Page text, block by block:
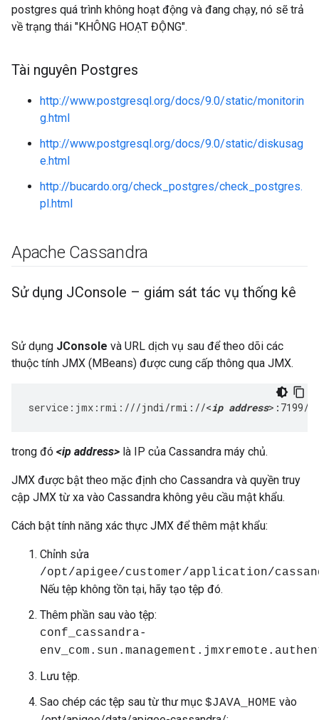
postgres quá trình không hoạt động và đang chạy, nó sẽ trả
về trạng thái "KHÔNG HOẠT ĐỘNG".
Tài nguyên Postgres
http://www.postgresql.org/docs/9.0/static/monitorin
g.html
http://www.postgresql.org/docs/9.0/static/diskusag
e.html
http://bucardo.org/check_postgres/check_postgres.
pl.html
Apache Cassandra
Sử dụng JConsole – giám sát tác vụ thống kê
Sử dụng JConsole và URL dịch vụ sau để theo dõi các
thuộc tính JMX (MBeans) được cung cấp thông qua JMX.
service : jmx : rmi : ///jndi/rmi://<ip address>:7199/
trong đó <ip address> là IP của Cassandra máy chủ.
JMX được bật theo mặc định cho Cassandra và quyền truy
cập JMX từ xa vào Cassandra không yêu cầu mật khẩu.
Cách bật tính năng xác thực JMX để thêm mật khẩu:
Chỉnh sửa
/opt/apigee/customer/application/
Nếu tệp không tồn tại, hãy tạo tệp đó.
Thêm phần sau vào tệp:
conf_cassandra-
Lưu tệp.
Sao chép các tệp sau từ thư mục $JAVA_HOME vào